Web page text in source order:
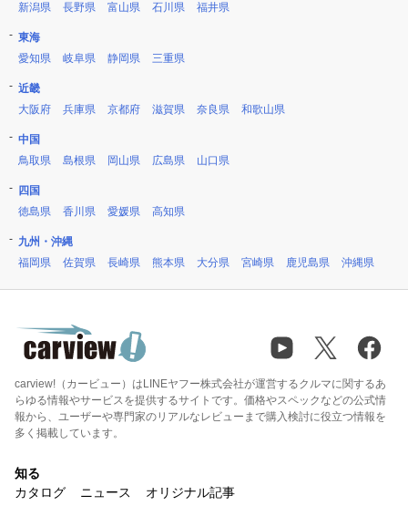
新潟県
長野県 富山県 石川県 福井県
東海
愛知県
岐阜県 静岡県 三重県
近畿
大阪府
兵庫県 京都府 滋賀県 奈良県 和歌山県
中国
鳥取県
島根県 岡山県 広島県 山口県
四国
徳島県
香川県 愛媛県 高知県
九州・沖縄
福岡県
佐賀県 長崎県 熊本県 大分県 宮崎県 鹿児島県 沖縄県
carview!（カービュー）はLINEヤフー株式会社が運営するクルマに関するあ
らゆる情報やサービスを提供するサイトです。価格やスペックなどの公式情
報から、ユーザーや専門家のリアルなレビューまで購入検討に役立つ情報を
多く掲載しています。
知る
カタログ
ニュース オリジナル記事